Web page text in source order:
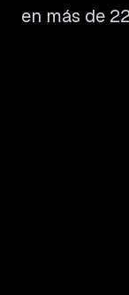
en más de